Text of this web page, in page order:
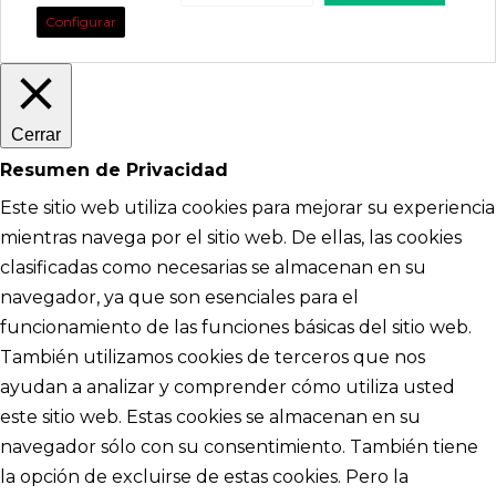
Configurar
Cerrar
Resumen de Privacidad
Este sitio web utiliza cookies para mejorar su experiencia
mientras navega por el sitio web. De ellas, las cookies
clasificadas como necesarias se almacenan en su
navegador, ya que son esenciales para el
funcionamiento de las funciones básicas del sitio web.
También utilizamos cookies de terceros que nos
ayudan a analizar y comprender cómo utiliza usted
este sitio web. Estas cookies se almacenan en su
navegador sólo con su consentimiento. También tiene
la opción de excluirse de estas cookies. Pero la